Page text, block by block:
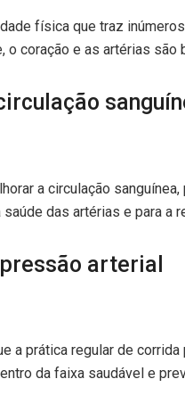
física que traz
o coração e as artérias
a circulação
das artérias e para a
arterial
a prática regular de
da faixa saudável e